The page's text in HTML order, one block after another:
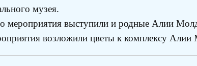
музея.
мероприятия выступили и родные Алии
возложили цветы к комплексу Алии